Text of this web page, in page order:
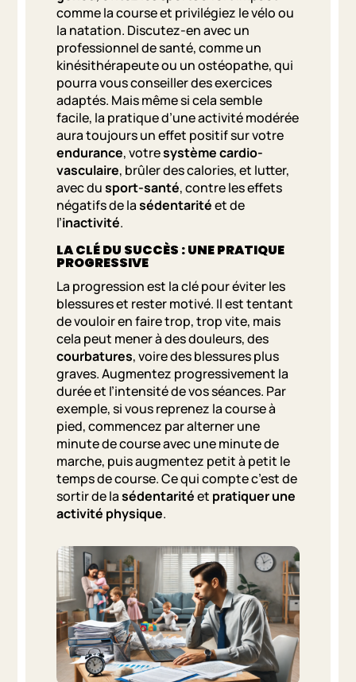
comme la course et privilégiez le vélo ou
la natation. Discutez-en avec un
professionnel de santé, comme un
kinésithérapeute ou un ostéopathe, qui
pourra vous conseiller des exercices
adaptés. Mais même si cela semble
facile, la pratique d’une activité modérée
aura toujours un effet positif sur votre
endurance, votresystème cardio-
vasculaire, brûler des calories, et lutter,
avec dusport-santé, contre les effets
négatifs de lasédentaritéet de
l’inactivité.
LA CLÉ DU SUCCÈS : UNE PRATIQUE
PROGRESSIVE
La progression est la clé pour éviter les
blessures et rester motivé. Il est tentant
de vouloir en faire trop, trop vite, mais
cela peut mener à des douleurs, des
courbatures, voire des blessures plus
graves. Augmentez progressivement la
durée et l’intensité de vos séances. Par
exemple, si vous reprenez la course à
pied, commencez par alterner une
minute de course avec une minute de
marche, puis augmentez petit à petit le
temps de course. Ce qui compte c’est de
sortir de lasédentaritéet pratiquer une
activité physique.